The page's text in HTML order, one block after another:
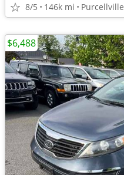
8/5 146k mi Purcellville
$6,488